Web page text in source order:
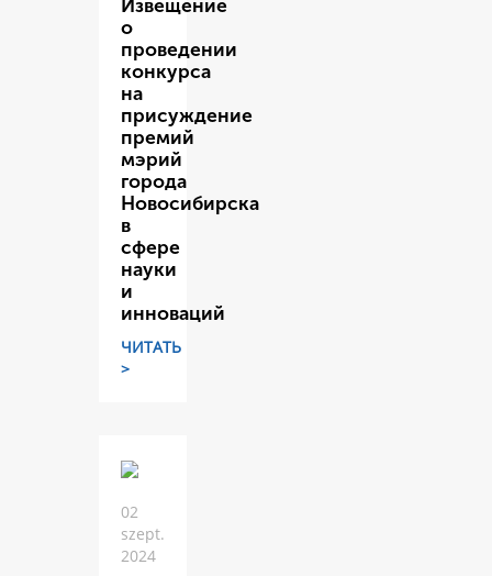
Извещение
о
проведении
конкурса
на
присуждение
премий
мэрий
города
Новосибирска
в
сфере
науки
и
инноваций
ЧИТАТЬ
>
02
szept.
2024